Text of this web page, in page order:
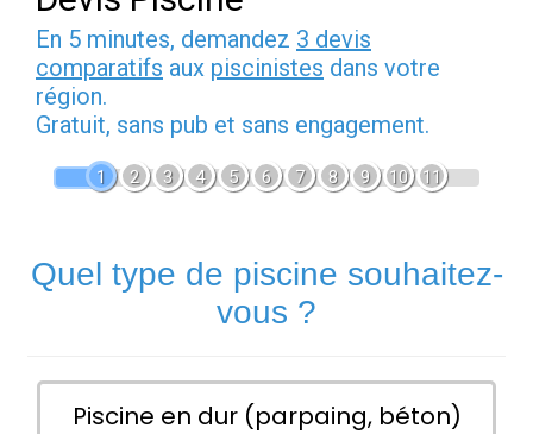
En 5 minutes, demandez 3 devis
comparatifs aux piscinistes dans votre
région.
Gratuit, sans pub et sans engagement.
1 2 3 4 5 6 7 8 9 10 11
Quel type de piscine souhaitez-
vous ?
Piscine en dur (parpaing, béton)